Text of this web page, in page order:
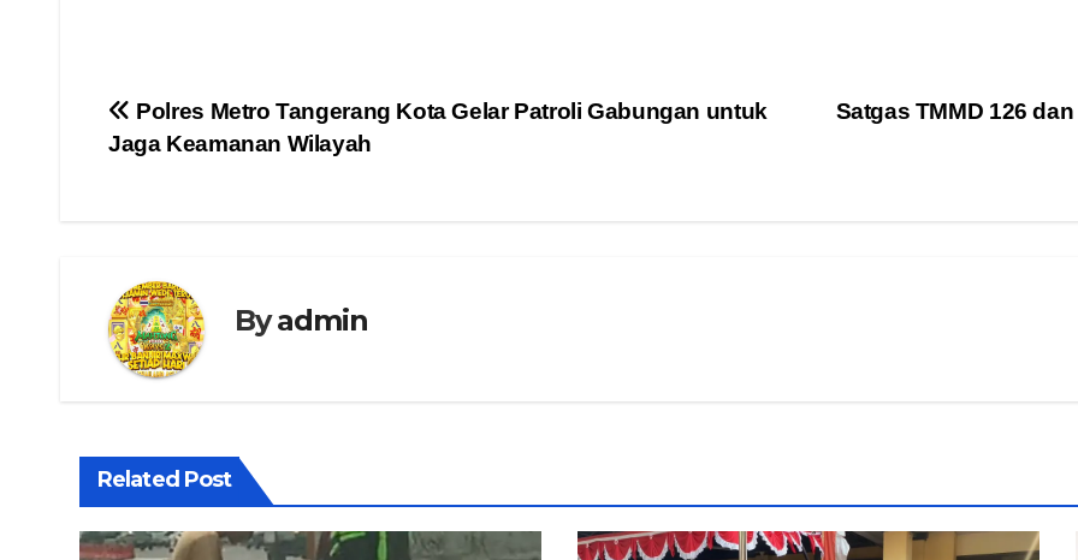
Navigasi
pos
Satgas TMMD 126
Polres Metro Tangerang Kota Gelar Patroli Gabungan untuk
Jaga Keamanan Wilayah
Byadmin
Related Post